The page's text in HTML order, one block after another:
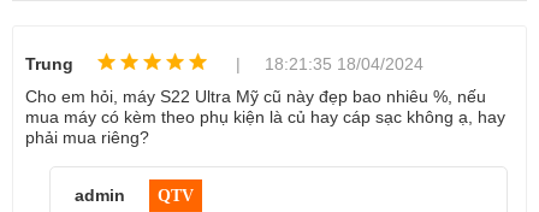
Trung
| 18:21:35 18/04/2024
Cho em hỏi, máy S22 Ultra Mỹ cũ này đẹp bao nhiêu %, nếu
mua máy có kèm theo phụ kiện là củ hay cáp sạc không ạ, hay
phải mua riêng?
admin QTV